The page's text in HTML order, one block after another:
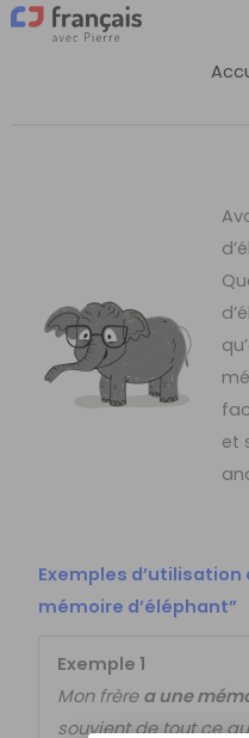
et
Exemples d’utilisation
mémoire d’éléphant”
Exemple 1
Mon frère a une
souvient de tout ce